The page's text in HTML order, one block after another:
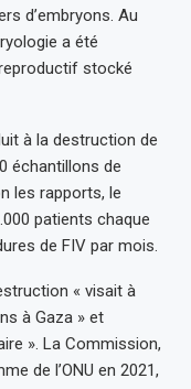
d’embryons. Au
a été
stocké
à la destruction de
échantillons de
les rapports, le
patients chaque
de FIV par mois.
« visait à
à Gaza » et
». La Commission,
de l’ONU en 2021,